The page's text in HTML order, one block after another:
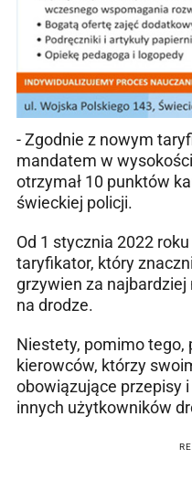
- Zgodnie z nowym
mandatem w
otrzymał 10 punktów
świeckiej policji.
Od 1 stycznia 2022
taryfikator, który
grzywien za
na drodze.
Niestety, pomimo tego,
kierowców, którzy
obowiązujące przepisy
innych użytkowników